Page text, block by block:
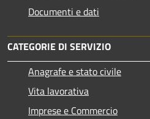
Documenti e dati
CATEGORIE DI SERVIZIO
Anagrafe e stato civile
Vita lavorativa
Imprese e Commercio